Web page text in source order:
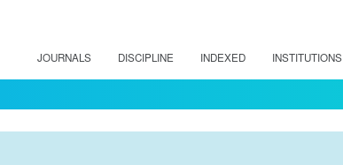
JOURNALS DISCIPLINE INDEXED INSTITUTIONS